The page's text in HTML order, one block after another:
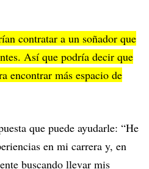
contratar a un soñador que
Así que podría decir que
encontrar más espacio de
que puede ayudarle: “He
en mi carrera y, en
buscando llevar mis